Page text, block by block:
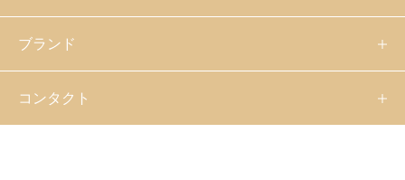
ブランド
コンタクト